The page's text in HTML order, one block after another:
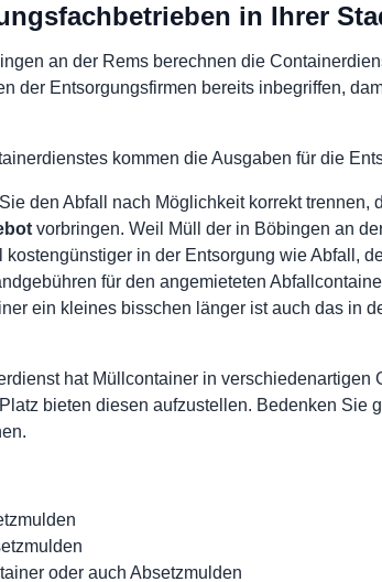
in Ihrer
an der Rems berechnen die
der Entsorgungsfirmen bereits inbegriffen,
kommen die Ausgaben für die
den Abfall nach Möglichkeit korrekt
vorbringen. Weil Müll der in Böbingen an
in der Entsorgung wie Abfall,
für den angemieteten
ein kleines bisschen länger ist auch das in
hat Müllcontainer in
bieten diesen aufzustellen. Bedenken Sie
oder auch Absetzmulden